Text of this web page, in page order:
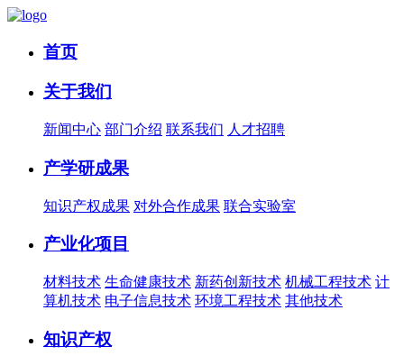
首页
关于我们
新闻中心 部门介绍 联系我们 人才招聘
产学研成果
知识产权成果 对外合作成果 联合实验室
产业化项目
材料技术 生命健康技术 新药创新技术 机械工程技术 计
算机技术 电子信息技术 环境工程技术 其他技术
知识产权